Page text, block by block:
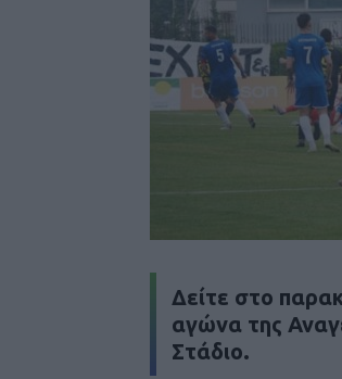
Δείτε στο
αγώνα της
Στάδιο.